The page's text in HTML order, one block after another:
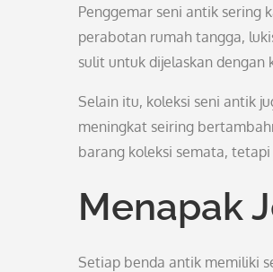
Penggemar seni antik sering
perabotan rumah tangga,
sulit untuk dijelaskan dengan
Selain itu, koleksi seni antik
meningkat seiring
barang koleksi semata,
Menapak
Setiap benda antik memiliki